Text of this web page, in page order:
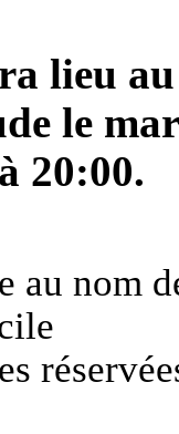
lieu au
le
20:00.
au nom